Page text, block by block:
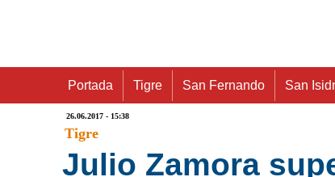
Portada Tigre San Fernando San
26.06.2017 - 15:38
Tigre
Julio Zamora